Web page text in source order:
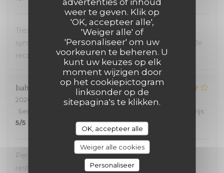
weer te geven. Klik op
'OK, accepteer alle',
'Weiger alle' of
'Personaliseer' om uw
voorkeuren te beheren. U
kunt uw keuzes op elk
moment wijzigen door
op het cookiepictogram
linksonder op de
sitepagina's te klikken.
OK, accepteer alle
Weiger alle cookies
Personaliseer
Très bon restaurant, service extrêmement
sympathique, coup de coeur pour le welsh revisité. Je
recommande !
Isabelle
2026-07-20
- 19:30 - Gasten 2
Service
Kwaliteit / Prijs :
5/5
Personnel très accueillant, très bons plats, carte
restreinte